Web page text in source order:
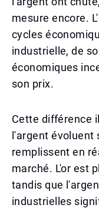
mesure encore.
cycles
industrielle, de
économiques
son prix.
Cette différence
l'argent évoluent
remplissent en
marché. L'or est
tandis que
industrielles